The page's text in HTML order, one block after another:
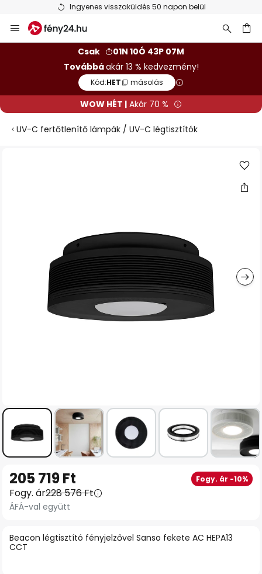
Ingyenes visszaküldés 50 napon belül
Ugrás
a
Csak
01N 10Ó 43P 07M
Továbbáakár 13 % kedvezmény!
Kód:HET másolás
WOW HÉT | Akár 70 %
UV-C fertőtlenítő lámpák / UV-C légtisztítók
képgaléria
elejére
Beacon légtisztító fényjelzővel Sanso fekete AC HEPA13
CCT
205 719 Ft Fogy. ár -10%
Fogy. ár228 576 Ft
ÁFÁ-val együtt